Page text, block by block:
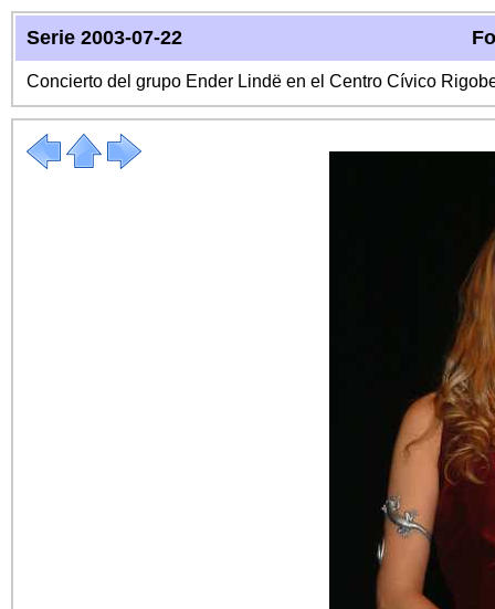
Serie 2003-07-22
Concierto del grupo Ender Lindë en el Centro Cívico